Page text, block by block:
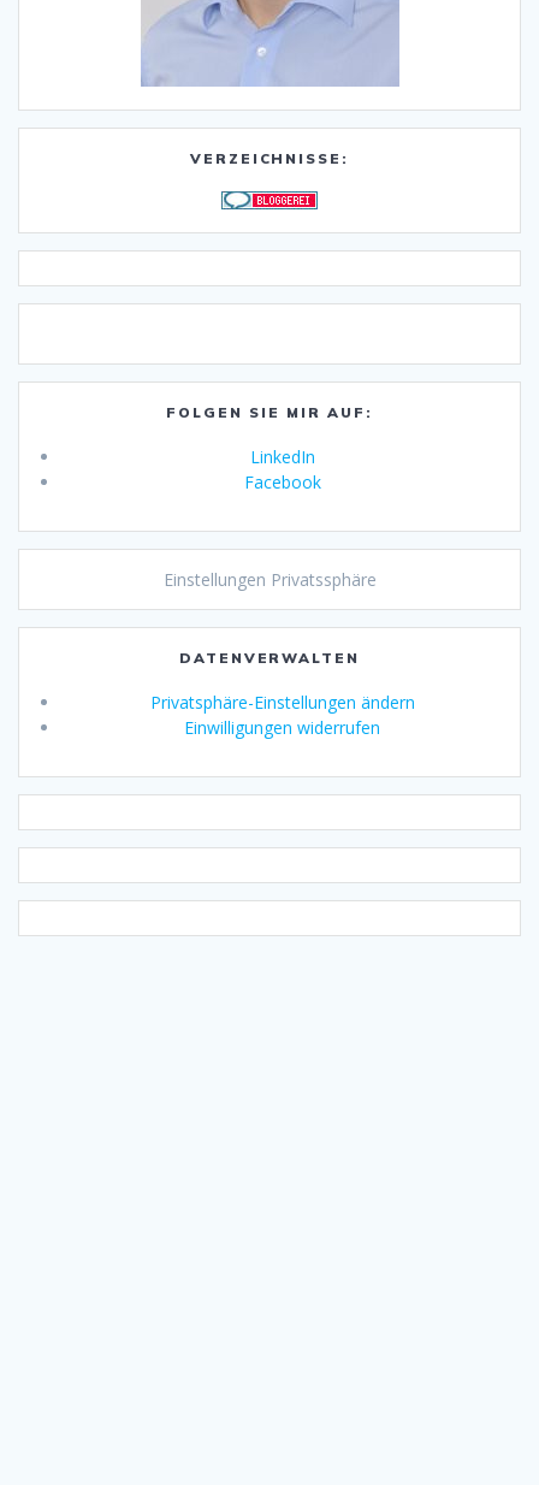
VERZEICHNISSE:
FOLGEN SIE MIR AUF:
LinkedIn
Facebook
Einstellungen Privatssphäre
DATENVERWALTEN
Privatsphäre-Einstellungen ändern
Einwilligungen widerrufen